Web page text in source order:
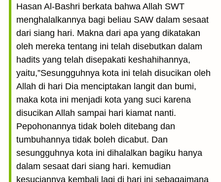
Hasan Al-Bashri berkata bahwa Allah SWT
menghalalkannya bagi beliau SAW dalam sesaat
dari siang hari. Makna dari apa yang dikatakan
oleh mereka tentang ini telah disebutkan dalam
hadits yang telah disepakati keshahihannya,
yaitu,”Sesungguhnya kota ini telah disucikan oleh
Allah di hari Dia menciptakan langit dan bumi,
maka kota ini menjadi kota yang suci karena
disucikan Allah sampai hari kiamat nanti.
Pepohonannya tidak boleh ditebang dan
tumbuhannya tidak boleh dicabut. Dan
sesungguhnya kota ini dihalalkan bagiku hanya
dalam sesaat dari siang hari. kemudian
kesuciannya kembali lagi di hari ini sebagaimana